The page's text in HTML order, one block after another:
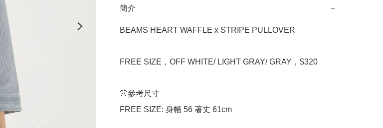
簡介 −
BEAMS HEART WAFFLE x STRIPE PULLOVER
FREE SIZE，OFF WHITE/ LIGHT GRAY/ GRAY，$320
👚參考尺寸
FREE SIZE: 身幅 56 著丈 61cm